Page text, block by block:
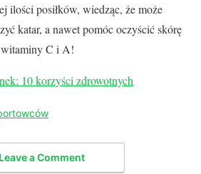
ilości posiłków, wiedząc, że może
katar, a nawet pomóc oczyścić skórę
C i A!
10 korzyści zdrowotnych
Leave a Comment